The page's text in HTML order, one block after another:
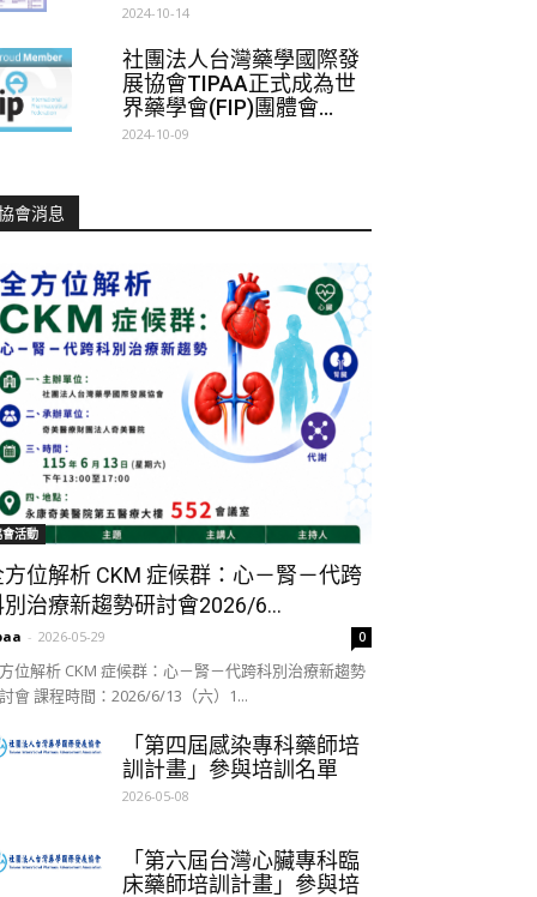
2024-10-14
社團法人台灣藥學國際發
展協會TIPAA正式成為世
界藥學會(FIP)團體會...
2024-10-09
會消息
活動
方位解析 CKM 症候群：心－腎－代跨
別治療新趨勢研討會2026/6...
- 2026-05-29 0
位解析 CKM 症候群：心－腎－代跨科別治療新趨勢
會 課程時間：2026/6/13（六）1...
「第四屆感染專科藥師培
訓計畫」參與培訓名單
2026-05-08
「第六屆台灣心臟專科臨
床藥師培訓計畫」參與培